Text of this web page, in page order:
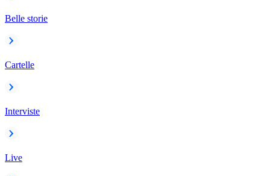
Belle storie
Cartelle
Interviste
Live